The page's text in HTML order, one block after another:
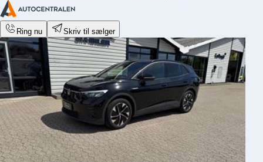
Ring nu Skriv til sælger